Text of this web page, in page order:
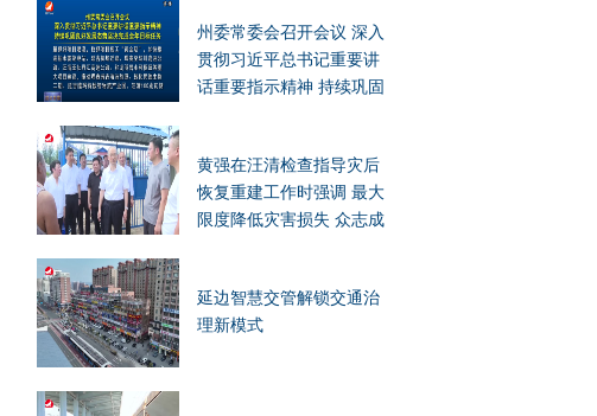
州委常委会召开会议 深入
贯彻习近平总书记重要讲
话重要指示精神 持续巩固
黄强在汪清检查指导灾后
恢复重建工作时强调 最大
限度降低灾害损失 众志成
延边智慧交管解锁交通治
理新模式